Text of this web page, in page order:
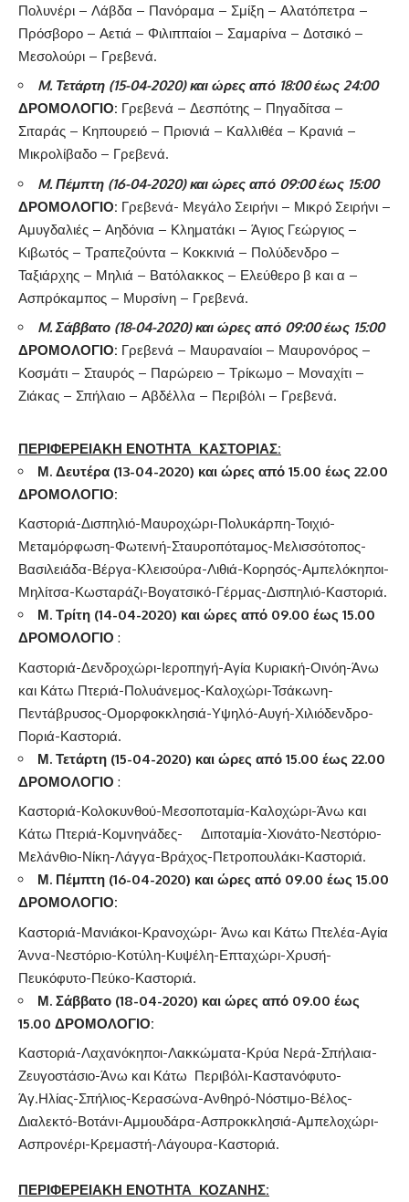
Πολυνέρι – Λάβδα – Πανόραμα – Σμίξη – Αλατόπετρα –
Πρόσβορο – Αετιά – Φιλιππαίοι – Σαμαρίνα – Δοτσικό –
Μεσολούρι – Γρεβενά.
M. Τετάρτη (15-04-2020) και ώρες από 18:00 έως 24:00
ΔΡΟΜΟΛΟΓΙΟ: Γρεβενά – Δεσπότης – Πηγαδίτσα –
Σιταράς – Κηπουρειό – Πριονιά – Καλλιθέα – Κρανιά –
Μικρολίβαδο – Γρεβενά.
M. Πέμπτη (16-04-2020) και ώρες από 09:00 έως 15:00
ΔΡΟΜΟΛΟΓΙΟ: Γρεβενά- Μεγάλο Σειρήνι – Μικρό Σειρήνι –
Αμυγδαλιές – Αηδόνια – Κληματάκι – Άγιος Γεώργιος –
Κιβωτός – Τραπεζούντα – Κοκκινιά – Πολύδενδρο –
Ταξιάρχης – Μηλιά – Βατόλακκος – Ελεύθερο β και α –
Ασπρόκαμπος – Μυρσίνη – Γρεβενά.
M. Σάββατο (18-04-2020) και ώρες από 09:00 έως 15:00
ΔΡΟΜΟΛΟΓΙΟ: Γρεβενά – Μαυραναίοι – Μαυρονόρος –
Κοσμάτι – Σταυρός – Παρώρειο – Τρίκωμο – Μοναχίτι –
Ζιάκας – Σπήλαιο – Αβδέλλα – Περιβόλι – Γρεβενά.
ΠΕΡΙΦΕΡΕΙΑΚΗ ΕΝΟΤΗΤΑ ΚΑΣΤΟΡΙΑΣ:
Μ. Δευτέρα (13-04-2020) και ώρες από 15.00 έως 22.00
ΔΡΟΜΟΛΟΓΙΟ:
Καστοριά-Δισπηλιό-Μαυροχώρι-Πολυκάρπη-Τοιχιό-
Μεταμόρφωση-Φωτεινή-Σταυροπόταμος-Μελισσότοπος-
Βασιλειάδα-Βέργα-Κλεισούρα-Λιθιά-Κορησός-Αμπελόκηποι-
Μηλίτσα-Κωσταράζι-Βογατσικό-Γέρμας-Δισπηλιό-Καστοριά.
Μ. Τρίτη (14-04-2020) και ώρες από 09.00 έως 15.00
ΔΡΟΜΟΛΟΓΙΟ :
Καστοριά-Δενδροχώρι-Ιεροπηγή-Αγία Κυριακή-Οινόη-Άνω
και Κάτω Πτεριά-Πολυάνεμος-Καλοχώρι-Τσάκωνη-
Πεντάβρυσος-Ομορφοκκλησιά-Υψηλό-Αυγή-Χιλιόδενδρο-
Ποριά-Καστοριά.
Μ. Τετάρτη (15-04-2020) και ώρες από 15.00 έως 22.00
ΔΡΟΜΟΛΟΓΙΟ :
Καστοριά-Κολοκυνθού-Μεσοποταμία-Καλοχώρι-Άνω και
Κάτω Πτεριά-Κομνηνάδες- Διποταμία-Χιονάτο-Νεστόριο-
Μελάνθιο-Νίκη-Λάγγα-Βράχος-Πετροπουλάκι-Καστοριά.
Μ. Πέμπτη (16-04-2020) και ώρες από 09.00 έως 15.00
ΔΡΟΜΟΛΟΓΙΟ:
Καστοριά-Μανιάκοι-Κρανοχώρι- Άνω και Κάτω Πτελέα-Αγία
Άννα-Νεστόριο-Κοτύλη-Κυψέλη-Επταχώρι-Χρυσή-
Πευκόφυτο-Πεύκο-Καστοριά.
Μ. Σάββατο (18-04-2020) και ώρες από 09.00 έως
15.00 ΔΡΟΜΟΛΟΓΙΟ:
Καστοριά-Λαχανόκηποι-Λακκώματα-Κρύα Νερά-Σπήλαια-
Ζευγοστάσιο-Άνω και Κάτω Περιβόλι-Καστανόφυτο-
Άγ.Ηλίας-Σπήλιος-Κερασώνα-Ανθηρό-Νόστιμο-Βέλος-
Διαλεκτό-Βοτάνι-Αμμουδάρα-Ασπροκκλησιά-Αμπελοχώρι-
Ασπρονέρι-Κρεμαστή-Λάγουρα-Καστοριά.
ΠΕΡΙΦΕΡΕΙΑΚΗ ΕΝΟΤΗΤΑ ΚΟΖΑΝΗΣ: